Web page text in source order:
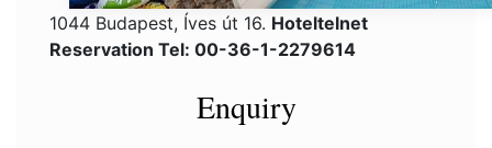
1044 Budapest, Íves út 16. Hoteltelnet
Reservation Tel: 00-36-1-2279614
Enquiry